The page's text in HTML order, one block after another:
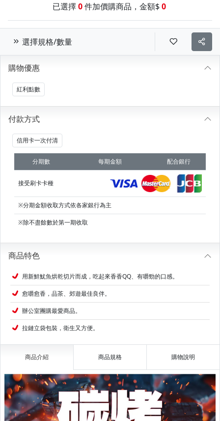
已選擇 0 件加價購商品，金額$ 0
選擇規格/數量
購物優惠
紅利點數
付款方式
信用卡一次付清
分期數 每期金額 配合銀行
接受刷卡卡種
※分期金額收取方式依各家銀行為主
※除不盡餘數於第一期收取
商品特色
用新鮮魷魚烘乾切片而成，吃起來香香QQ、有嚼勁的口感。
愈嚼愈香，品茶、郊遊最佳良伴。
辦公室團購最愛商品。
拉鏈立袋包裝，衛生又方便。
商品介紹 商品規格 購物說明